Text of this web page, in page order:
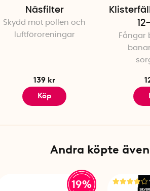
Näsfilter
Skydd mot pollen och
luftföroreningar
139 kr
Köp
Fångar
Andra köpte även
19%